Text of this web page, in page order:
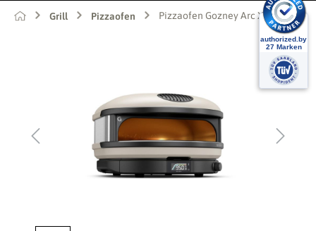
Grill Pizzaofen Pizzaofen Gozney Arc XL